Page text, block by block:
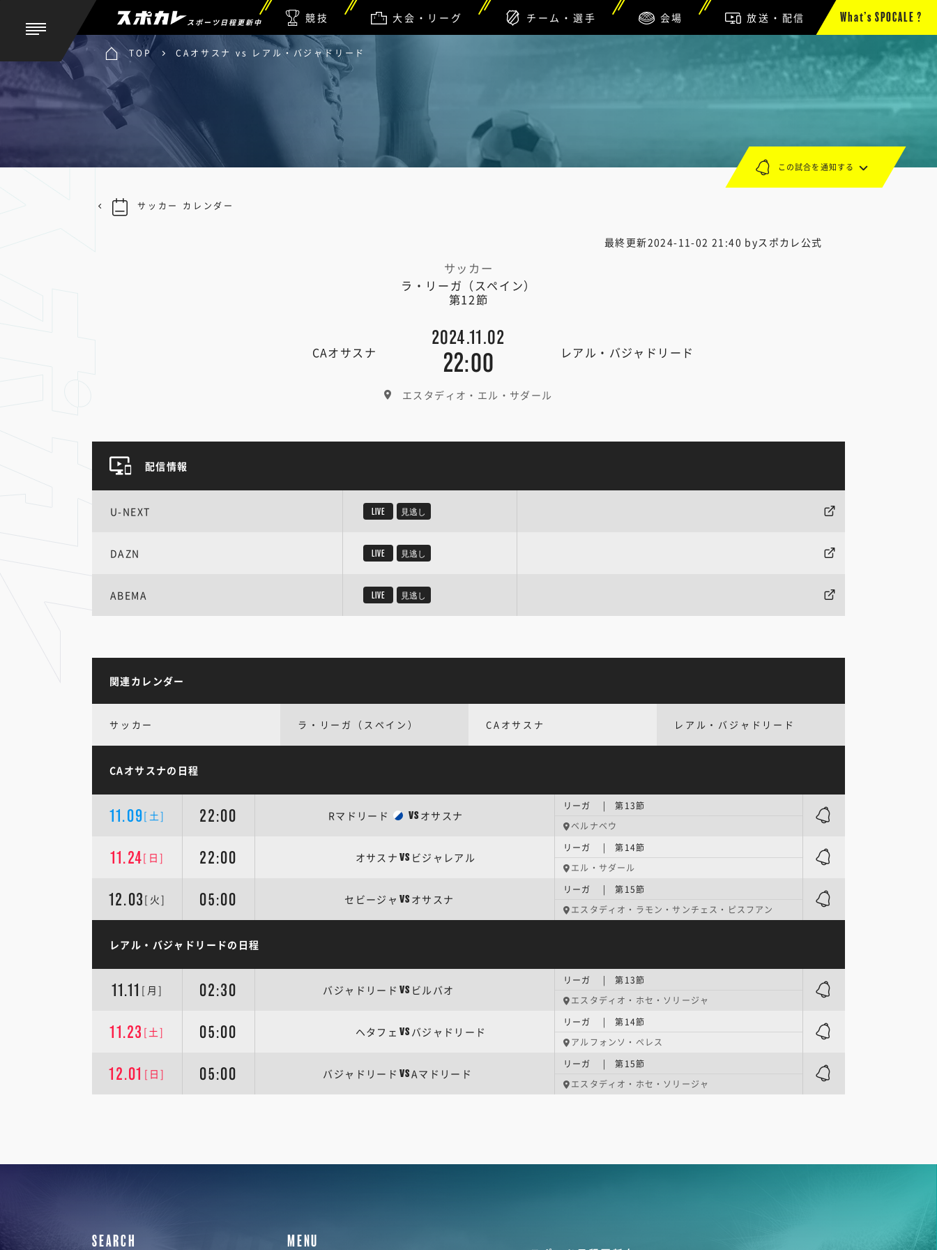
スポーツ日程更新中 競技 大会・リーグ チーム・選手 会場 放送・配信 What’s SPOCALE ?
TOP CAオサスナ vs レアル・バジャドリード
最終更新2024-11-02 21:40 byスポカレ公式
サッカー
ラ・リーガ（スペイン）
第12節
CAオサスナ
2024.11.02
22:00 レアル・バジャドリード
エスタディオ・エル・サダール
この試合を通知する
サッカー カレンダー
配信情報
U-NEXT LIVE 見逃し
DAZN LIVE 見逃し
ABEMA LIVE 見逃し
関連カレンダー
サッカー ラ・リーガ（スペイン） CAオサスナ レアル・バジャドリード
CAオサスナの日程
11.09[土] 22:00 Rマドリード VS オサスナ
リーガ | 第13節
ベルナベウ
11.24[日] 22:00 オサスナ VS ビジャレアル
リーガ | 第14節
エル・サダール
12.03 [火] 05:00 セビージャ VS オサスナ
リーガ | 第15節
エスタディオ・ラモン・サンチェス・ピスフアン
レアル・バジャドリードの日程
11.11 [月] 02:30 バジャドリード VS ビルバオ
リーガ | 第13節
エスタディオ・ホセ・ソリージャ
11.23 [土] 05:00 ヘタフェ VS バジャドリード
リーガ | 第14節
アルフォンソ・ペレス
12.01 [日] 05:00 バジャドリード VSAマドリード
リーガ | 第15節
エスタディオ・ホセ・ソリージャ
SEARCH MENU